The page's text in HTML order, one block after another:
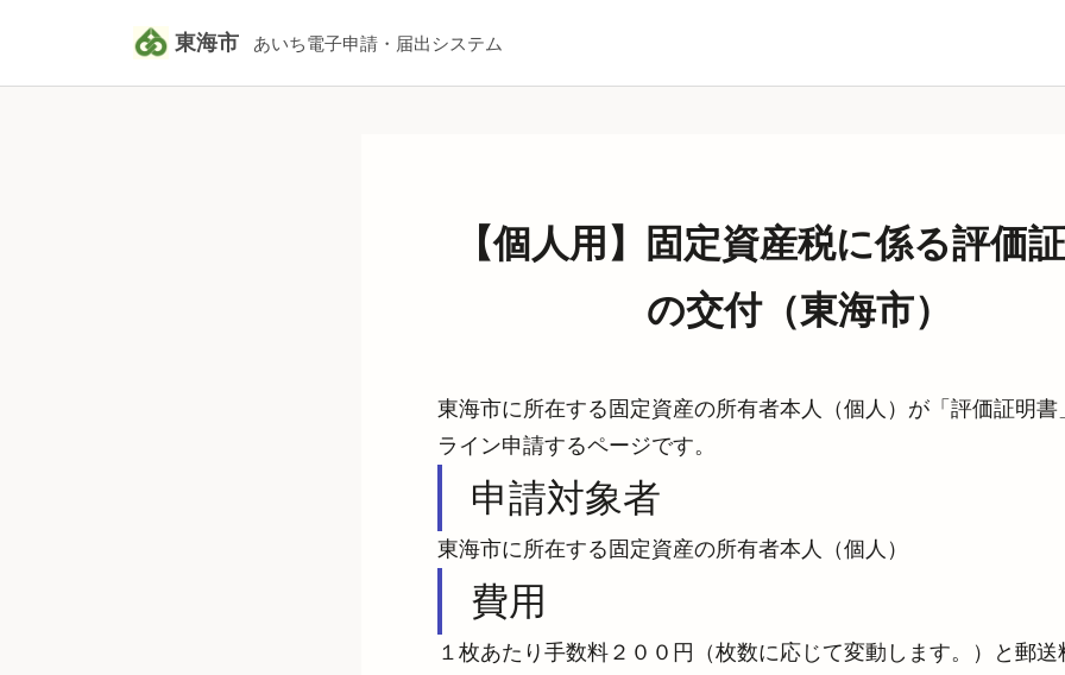
東海市 あいち電子申請・届出システム
【個人用】固定資産税に係る評価
の交付（東海市）
東海市に所在する固定資産の所有者本人（個人）が「評価証明書
ライン申請するページです。
申請対象者
東海市に所在する固定資産の所有者本人（個人）
費用
１枚あたり手数料２００円（枚数に応じて変動します。）と郵送